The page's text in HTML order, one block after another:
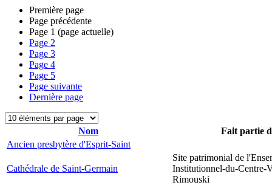
Première page
Page précédente
Page 1 (page actuelle)
Page 2
Page 3
Page 4
Page 5
Page suivante
Dernière page
Nom
Fait partie
Ancien presbytère d'Esprit-Saint
Cathédrale de Saint-Germain
Site patrimonial de
Institutionnel-du-Centre-
Rimouski